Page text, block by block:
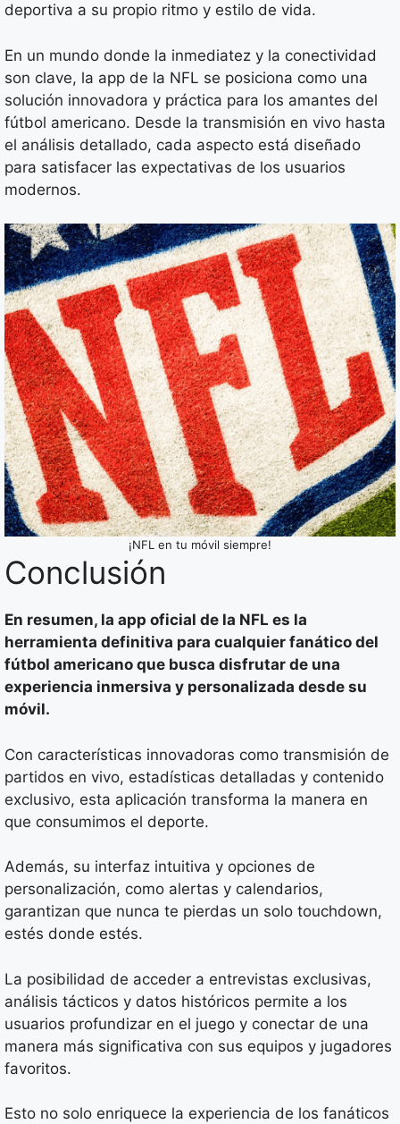
deportiva a su propio ritmo y estilo de vida.
En un mundo donde la inmediatez y la conectividad
son clave, la app de la NFL se posiciona como una
solución innovadora y práctica para los amantes del
fútbol americano. Desde la transmisión en vivo hasta
el análisis detallado, cada aspecto está diseñado
para satisfacer las expectativas de los usuarios
modernos.
¡NFL en tu móvil siempre!
Conclusión
En resumen, la app oficial de la NFL es la
herramienta definitiva para cualquier fanático del
fútbol americano que busca disfrutar de una
experiencia inmersiva y personalizada desde su
móvil.
Con características innovadoras como transmisión de
partidos en vivo, estadísticas detalladas y contenido
exclusivo, esta aplicación transforma la manera en
que consumimos el deporte.
Además, su interfaz intuitiva y opciones de
personalización, como alertas y calendarios,
garantizan que nunca te pierdas un solo touchdown,
estés donde estés.
La posibilidad de acceder a entrevistas exclusivas,
análisis tácticos y datos históricos permite a los
usuarios profundizar en el juego y conectar de una
manera más significativa con sus equipos y jugadores
favoritos.
Esto no solo enriquece la experiencia de los fanáticos